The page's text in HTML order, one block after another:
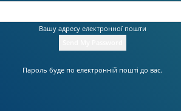
Вашу адресу електронної пошти
Пароль буде по електронній пошті до вас.